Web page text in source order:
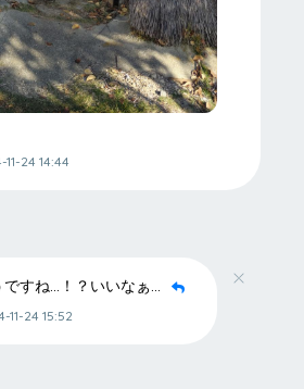
11-24 14:44
すね…！？いいなぁ…
11-24 15:52